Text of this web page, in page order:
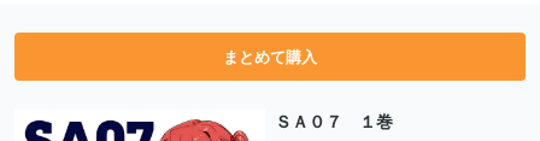
まとめて購入
ＳＡ０７ １巻